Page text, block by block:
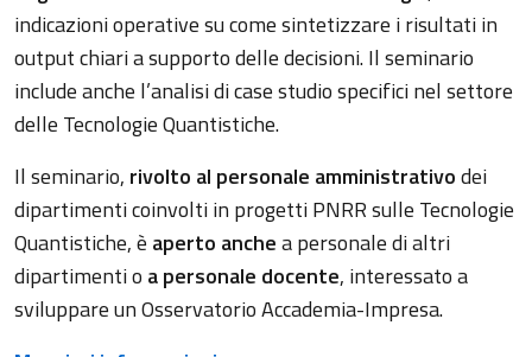
indicazioni operative su come sintetizzare i risultati in
output chiari a supporto delle decisioni. Il seminario
include anche l’analisi di case studio specifici nel settore
delle Tecnologie Quantistiche.
Il seminario, rivolto al personale amministrativodei
dipartimenti coinvolti in progetti PNRR sulle Tecnologie
Quantistiche, è aperto anchea personale di altri
dipartimenti o a personale docente, interessato a
sviluppare un Osservatorio Accademia-Impresa.